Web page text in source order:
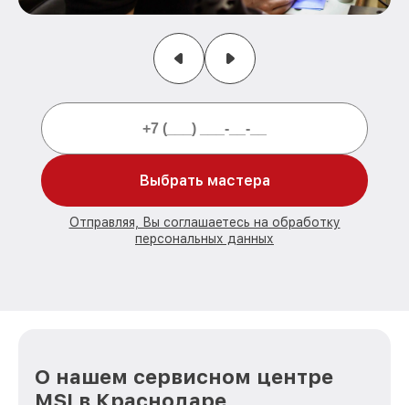
Выбрать мастера
Отправляя, Вы соглашаетесь на обработку
персональных данных
О нашем сервисном центре
MSI в Краснодаре